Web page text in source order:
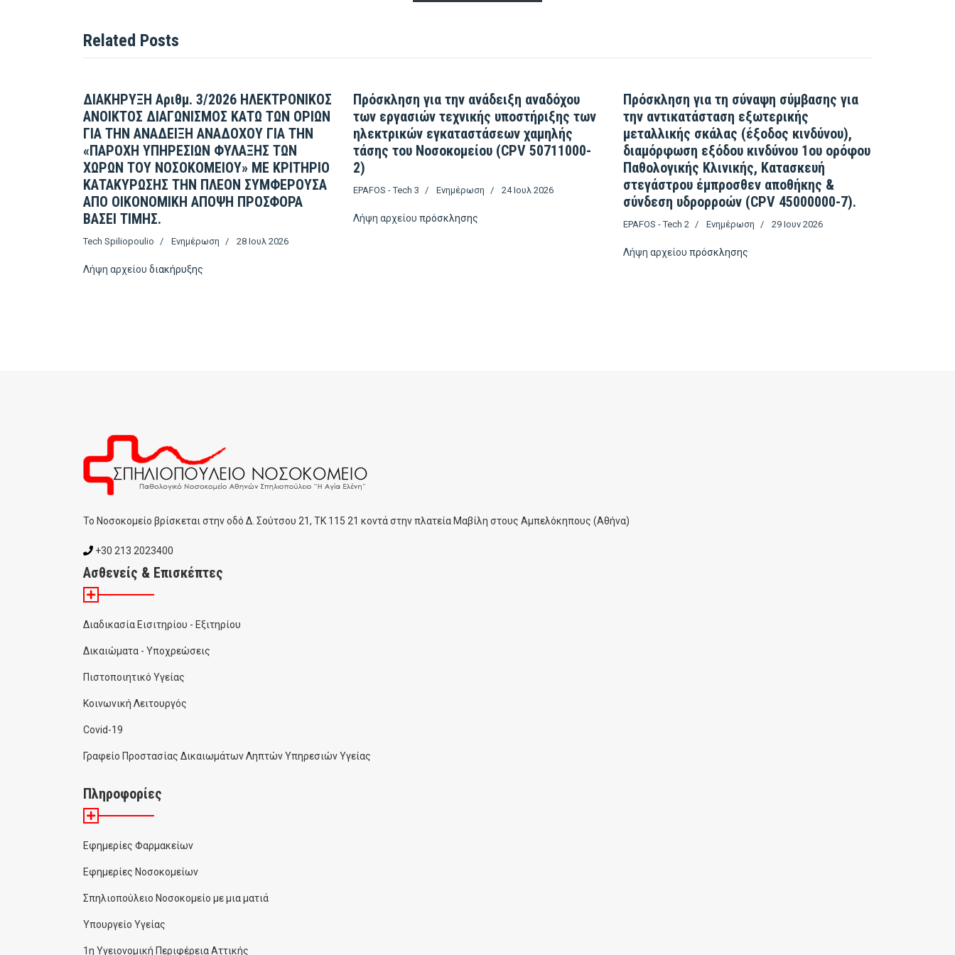
Related Posts
ΔΙΑΚΗΡΥΞΗ Αριθμ. 3/2026 ΗΛΕΚΤΡΟΝΙΚΟΣ
ΑΝΟΙΚΤΟΣ ΔΙΑΓΩΝΙΣΜΟΣ ΚΑΤΩ ΤΩΝ ΟΡΙΩΝ
ΓΙΑ ΤΗΝ ΑΝΑΔΕΙΞΗ ΑΝΑΔΟΧΟΥ ΓΙΑ ΤΗΝ
«ΠΑΡΟΧΗ ΥΠΗΡΕΣΙΩΝ ΦΥΛΑΞΗΣ ΤΩΝ
ΧΩΡΩΝ ΤΟΥ ΝΟΣΟΚΟΜΕΙΟΥ» ΜΕ ΚΡΙΤΗΡΙΟ
ΚΑΤΑΚΥΡΩΣΗΣ ΤΗΝ ΠΛΕΟΝ ΣΥΜΦΕΡΟΥΣΑ
ΑΠΟ ΟΙΚΟΝΟΜΙΚΗ ΑΠΟΨΗ ΠΡΟΣΦΟΡΑ
ΒΑΣΕΙ ΤΙΜΗΣ.
Tech Spiliopoulio Ενημέρωση 28 Ιουλ 2026
Λήψη αρχείου διακήρυξης
Πρόσκληση για την ανάδειξη αναδόχου
των εργασιών τεχνικής υποστήριξης των
ηλεκτρικών εγκαταστάσεων χαμηλής
τάσης του Νοσοκομείου (CPV 50711000-
2)
EPAFOS - Tech 3 Ενημέρωση 24 Ιουλ 2026
Λήψη αρχείου πρόσκλησης
Πρόσκληση για τη σύναψη σύμβασης για
την αντικατάσταση εξωτερικής
μεταλλικής σκάλας (έξοδος κινδύνου),
διαμόρφωση εξόδου κινδύνου 1ου ορόφου
Παθολογικής Κλινικής, Κατασκευή
στεγάστρου έμπροσθεν αποθήκης &
σύνδεση υδρορροών (CPV 45000000-7).
EPAFOS - Tech 2 Ενημέρωση 29 Ιουν 2026
Λήψη αρχείου πρόσκλησης
To Noσοκομείο βρίσκεται στην οδό Δ. Σούτσου 21, ΤΚ 115 21 κοντά στην πλατεία Μαβίλη στους Αμπελόκηπους (Αθήνα)
+30 213 2023400
Ασθενείς & Επισκέπτες
Διαδικασία Εισιτηρίου - Εξιτηρίου
Δικαιώματα - Υποχρεώσεις
Πιστοποιητικό Υγείας
Κοινωνική Λειτουργός
Covid-19
Γραφείο Προστασίας Δικαιωμάτων Ληπτών Υπηρεσιών Υγείας
Πληροφορίες
Εφημερίες Φαρμακείων
Εφημερίες Νοσοκομείων
Σπηλιοπούλειο Νοσοκομείο με μια ματιά
Υπουργείο Υγείας
1η Υγειονομική Περιφέρεια Αττικής